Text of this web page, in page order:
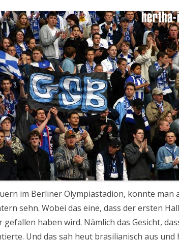
(9.4.2005)
im Berliner Olympiastadion, konnte man
sehn. Wobei das eine, dass der ersten
gefallen haben wird. Nämlich das Gesicht,
Und das sah heut brasilianisch aus und